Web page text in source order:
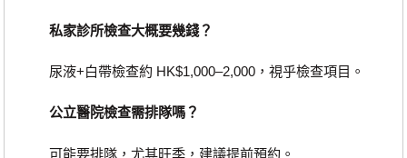
私家診所檢查大概要幾錢？
尿液+白帶檢查約 HK$1,000–2,000，視乎檢查項目。
公立醫院檢查需排隊嗎？
可能要排隊，尤其旺季，建議提前預約。